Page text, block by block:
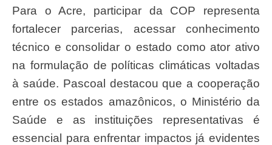
Para o Acre, participar da COP representa
fortalecer parcerias, acessar conhecimento
técnico e consolidar o estado como ator ativo
na formulação de políticas climáticas voltadas
à saúde. Pascoal destacou que a cooperação
entre os estados amazônicos, o Ministério da
Saúde e as instituições representativas é
essencial para enfrentar impactos já evidentes